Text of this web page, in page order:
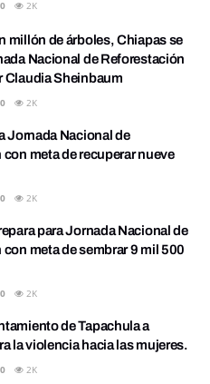
0 2K
millón de árboles, Chiapas se
Nacional de Reforestación
Claudia Sheinbaum
0 2K
Jornada Nacional de
meta de recuperar nueve
0 2K
para Jornada Nacional de
meta de sembrar 9 mil 500
0 2K
de Tapachula a
la violencia hacia las mujeres.
0 2K